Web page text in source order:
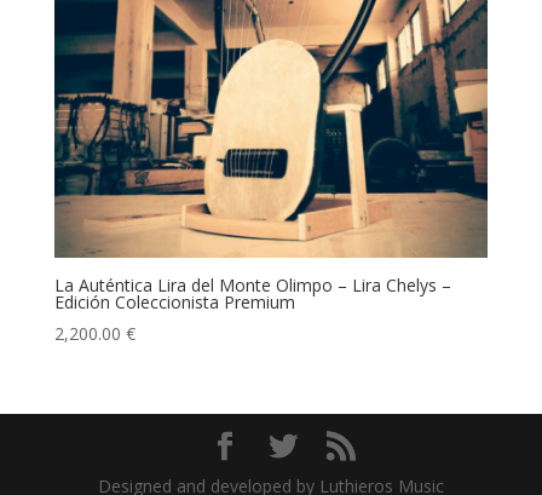
La Auténtica Lira del Monte Olimpo – Lira Chelys –
Edición Coleccionista Premium
2,200.00 €
Designed and developed by Luthieros Music